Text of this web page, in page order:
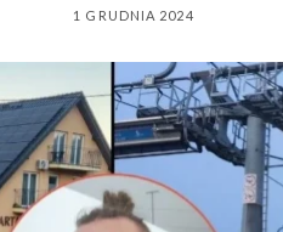
1 GRUDNIA 2024